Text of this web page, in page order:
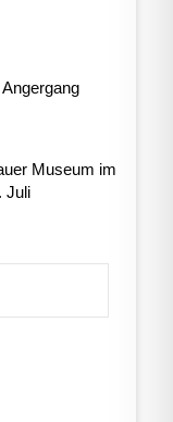
Museum im
Juli